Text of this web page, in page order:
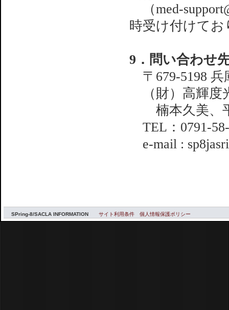
（med-
時受け付けてお
9．問い合わせ
〒679-5198 兵
（財）高輝度
楠本久美、
TEL：0791-
e-mail :
SPring-8/SACLA INFORMATION サイト利用条件 個人情報保護ポリシー